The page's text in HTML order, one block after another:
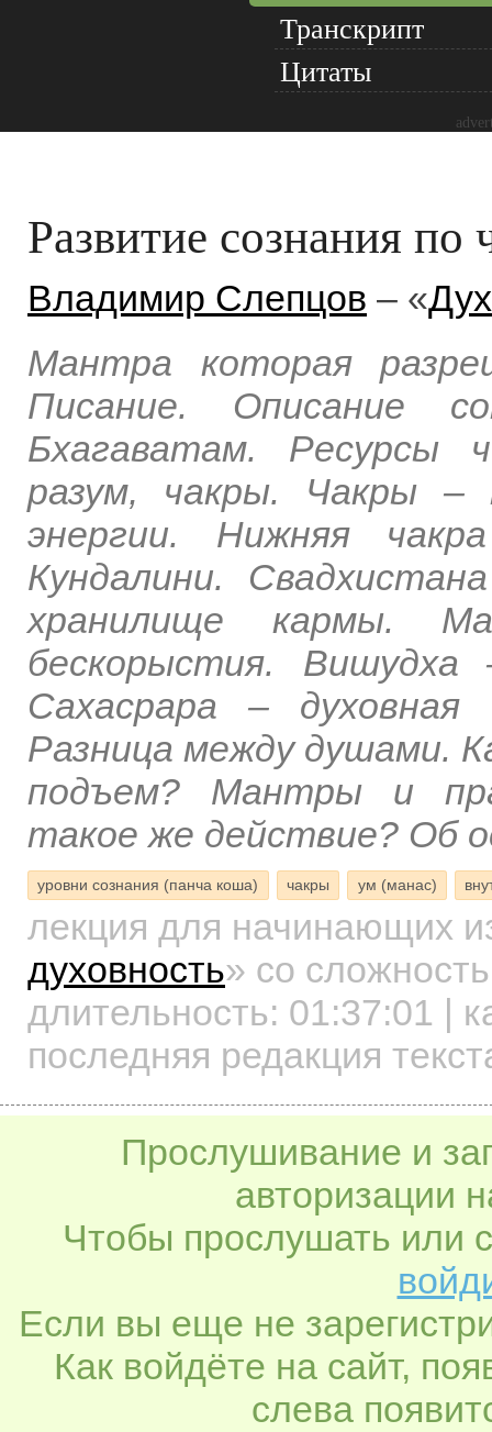
Транскрипт
Цитаты
Развитие сознания по
Владимир Слепцов – «
Мантра которая
Писание. Описание
Бхагаватам. Ресурсы
разум, чакры. Чакры –
энергии. Нижняя
Кундалини.
хранилище кармы.
бескорыстия.
Сахасрара –
Разница между душами.
подъем? Мантры и
такое же действие? Об
уровни сознания (панча коша) чакры ум (манас)
лекция для начинающих
духовность» со
длительность: 01:37:01 |
последняя редакция
Прослушивание и
авторизации
Чтобы прослушать или
Если вы еще не
Как войдёте на сайт,
слева